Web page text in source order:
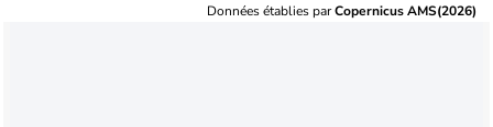
Données établies parCopernicus AMS(2026)